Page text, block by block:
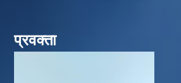
प्रवक्ता